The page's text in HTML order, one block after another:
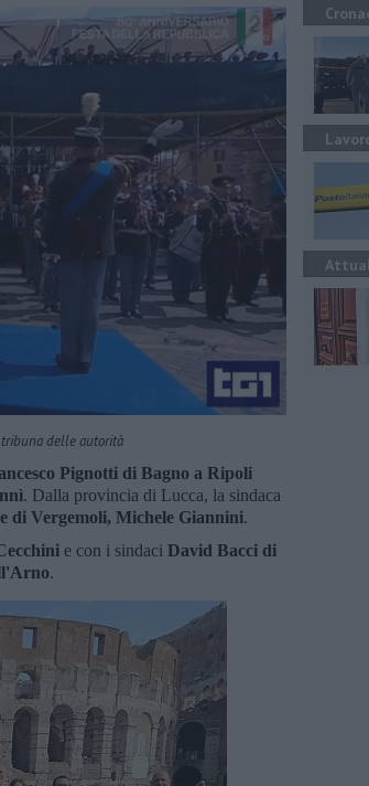
delle autorità
Pignotti di Bagno a Ripoli
. Dalla provincia di Lucca, la sindaca
di Vergemoli, Michele Giannini.
e con i sindaci David Bacci di
.